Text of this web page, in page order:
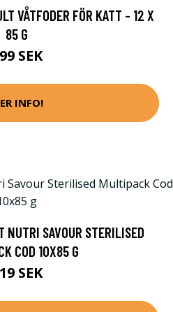
VÅTFODER FÖR KATT - 12 X
85 G
SEK
INFO!
NUTRI SAVOUR STERILISED
COD 10X85 G
SEK